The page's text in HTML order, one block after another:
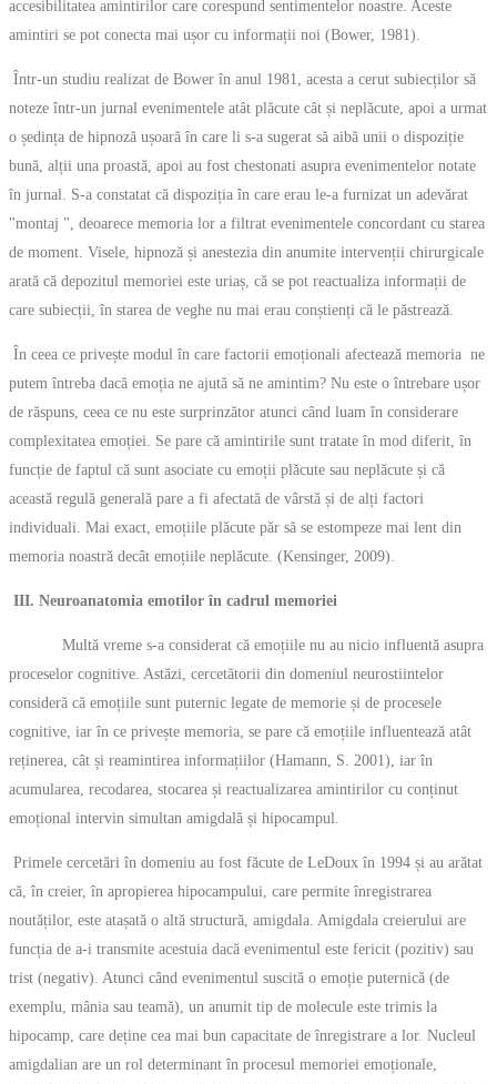
accesibilitatea amintirilor care corespund sentimentelor noastre. Aceste
amintiri se pot conecta mai ușor cu informații noi (Bower, 1981).
Într-un studiu realizat de Bower în anul 1981, acesta a cerut subiecților să
noteze într-un jurnal evenimentele atât plăcute cât și neplăcute, apoi a urmat
o ședința de hipnoză ușoară în care li s-a sugerat să aibă unii o dispoziție
bună, alții una proastă, apoi au fost chestonati asupra evenimentelor notate
în jurnal. S-a constatat că dispoziția în care erau le-a furnizat un adevărat
"montaj ", deoarece memoria lor a filtrat evenimentele concordant cu starea
de moment. Visele, hipnoză și anestezia din anumite intervenții chirurgicale
arată că depozitul memoriei este uriaș, că se pot reactualiza informații de
care subiecții, în starea de veghe nu mai erau conștienți că le păstrează.
În ceea ce privește modul în care factorii emoționali afectează memoria ne
putem întreba dacă emoția ne ajută să ne amintim? Nu este o întrebare ușor
de răspuns, ceea ce nu este surprinzător atunci când luam în considerare
complexitatea emoției. Se pare că amintirile sunt tratate în mod diferit, în
funcție de faptul că sunt asociate cu emoții plăcute sau neplăcute și că
această regulă generală pare a fi afectată de vârstă și de alți factori
individuali. Mai exact, emoțiile plăcute păr să se estompeze mai lent din
memoria noastră decât emoțiile neplăcute. (Kensinger, 2009).
III. Neuroanatomia emotilor în cadrul memoriei
Multă vreme s-a considerat că emoțiile nu au nicio influentă asupra
proceselor cognitive. Astăzi, cercetătorii din domeniul neurostiintelor
consideră că emoțiile sunt puternic legate de memorie și de procesele
cognitive, iar în ce privește memoria, se pare că emoțiile influentează atât
reținerea, cât și reamintirea informațiilor (Hamann, S. 2001), iar în
acumularea, recodarea, stocarea și reactualizarea amintirilor cu conținut
emoțional intervin simultan amigdală și hipocampul.
Primele cercetări în domeniu au fost făcute de LeDoux în 1994 și au arătat
că, în creier, în apropierea hipocampului, care permite înregistrarea
noutăților, este atașată o altă structură, amigdala. Amigdala creierului are
funcția de a-i transmite acestuia dacă evenimentul este fericit (pozitiv) sau
trist (negativ). Atunci când evenimentul suscită o emoție puternică (de
exemplu, mânia sau teamă), un anumit tip de molecule este trimis la
hipocamp, care deține cea mai bun capacitate de înregistrare a lor. Nucleul
amigdalian are un rol determinant în procesul memoriei emoționale,